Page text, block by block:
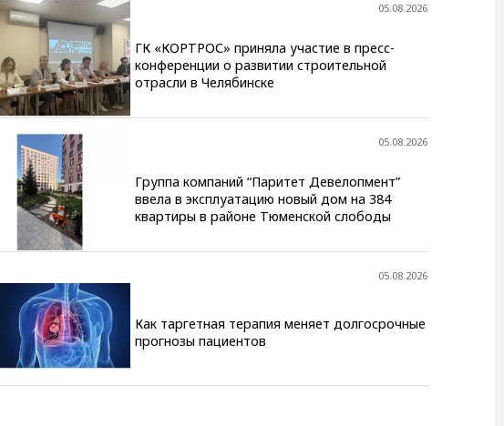
05.08.2026
ГК «КОРТРОС» приняла участие в пресс-
конференции о развитии строительной
отрасли в Челябинске
05.08.2026
Группа компаний “Паритет Девелопмент”
ввела в эксплуатацию новый дом на 384
квартиры в районе Тюменской слободы
05.08.2026
Как таргетная терапия меняет долгосрочные
прогнозы пациентов